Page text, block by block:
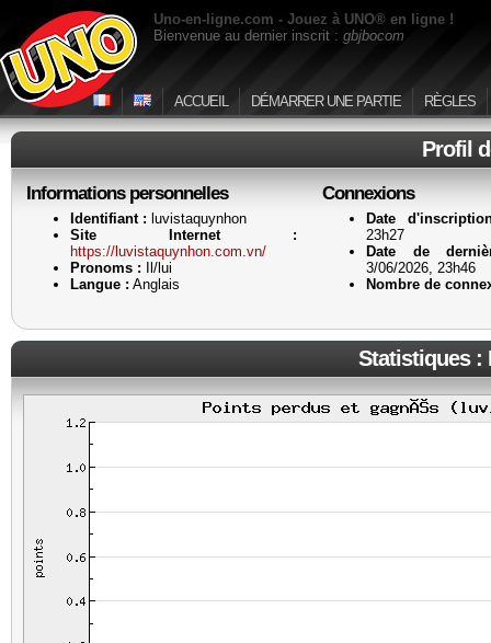
Uno-en-ligne.com - Jouez à UNO® en ligne !
Bienvenue au dernier inscrit : gbjbocom
ACCUEIL DÉMARRER UNE PARTIE RÈGLES
Profil
Informations personnelles
Identifiant : luvistaquynhon
Site Internet :
https://luvistaquynhon.com.vn/
Pronoms : Il/lui
Langue : Anglais
Connexions
Date
23h27
Date de
3/06/2026, 23h46
Nombre de
Statistiques :